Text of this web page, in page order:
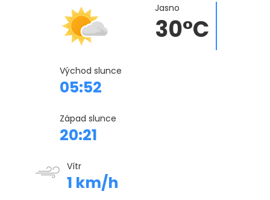
Jasno
30°C
Východ slunce
05:52
Západ slunce
20:21
Vítr
1 km/h